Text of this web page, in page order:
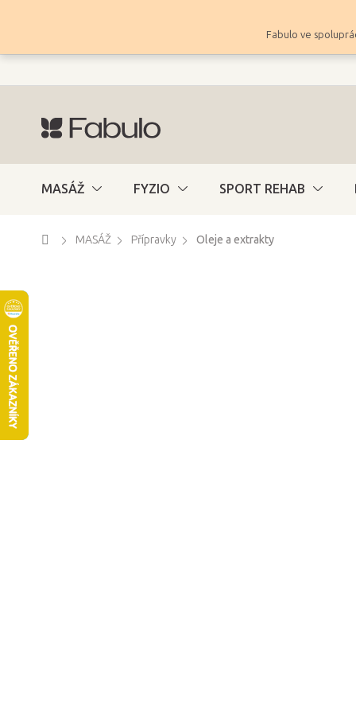
Fabulo ve
MASÁŽ FYZIO SPORT REHAB
DomůMASÁŽ Přípravky Oleje a extrakty